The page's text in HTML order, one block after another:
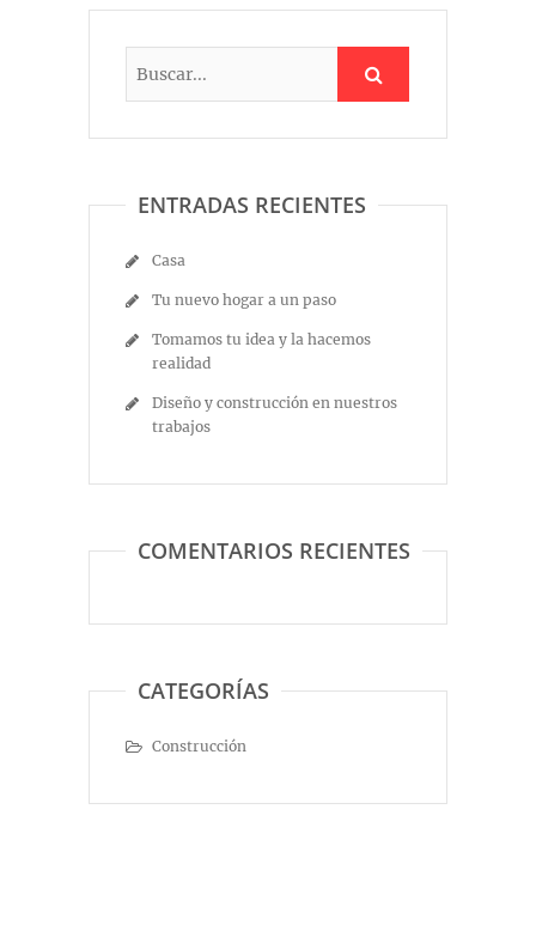
ENTRADAS RECIENTES
Casa
Tu nuevo hogar a un paso
Tomamos tu idea y la hacemos
realidad
Diseño y construcción en nuestros
trabajos
COMENTARIOS RECIENTES
CATEGORÍAS
Construcción